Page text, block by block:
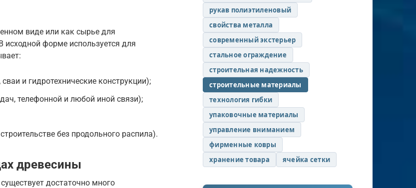
виде или как сырье для
исходной форме используется для
и гидротехнические конструкции);
телефонной и любой иной связи);
без продольного распила).
древесины
достаточно много
рукав полиэтиленовый
свойства металла
современный экстерьер
стальное ограждение
строительная надежность
строительные материалы
технология гибки
упаковочные материалы
управление вниманием
фирменные ковры
хранение товара
ячейка сетки